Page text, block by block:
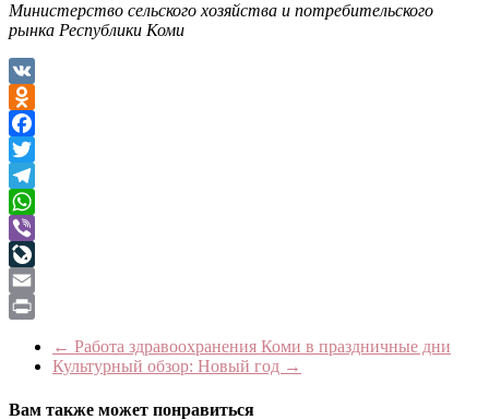
Министерство сельского хозяйства и потребительского
рынка Республики Коми
VK
Odnoklassniki
Facebook
Twitter
Telegram
WhatsApp
Viber
LiveJournal
Email
← Работа здравоохранения Коми в праздничные дни
Культурный обзор: Новый год →
Вам также может понравиться